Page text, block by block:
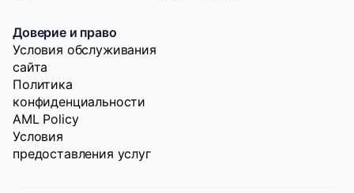
Доверие и право
Условия обслуживания
сайта
Политика
конфиденциальности
AML Policy
Условия
предоставления услуг